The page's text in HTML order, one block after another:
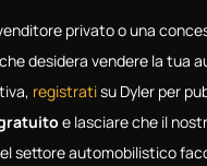
privato o una
desidera vendere la tua
registratisu Dyler per
e lasciare che il
settore automobilistico